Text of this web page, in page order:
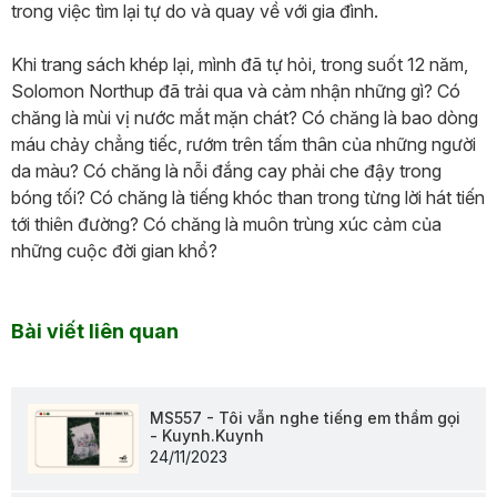
trong việc tìm lại tự do và quay về với gia đình.
Khi trang sách khép lại, mình đã tự hỏi, trong suốt 12 năm,
Solomon Northup đã trải qua và cảm nhận những gì? Có
chăng là mùi vị nước mắt mặn chát? Có chăng là bao dòng
máu chảy chẳng tiếc, rướm trên tấm thân của những người
da màu? Có chăng là nỗi đắng cay phải che đậy trong
bóng tối? Có chăng là tiếng khóc than trong từng lời hát tiến
tới thiên đường? Có chăng là muôn trùng xúc cảm của
những cuộc đời gian khổ?
Bài viết liên quan
MS557 - Tôi vẫn nghe tiếng em thầm gọi
- Kuynh.Kuynh
24/11/2023